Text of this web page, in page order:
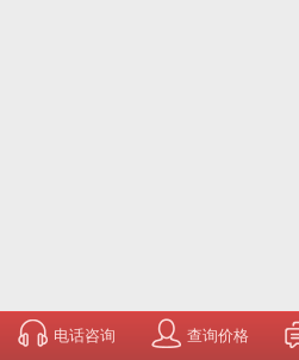
电话咨询 查询价格